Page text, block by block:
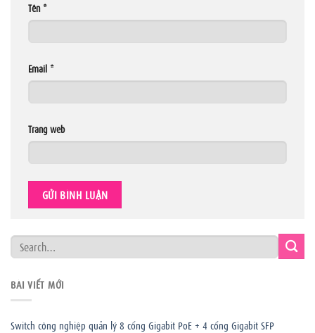
Tên *
Email *
Trang web
BÀI VIẾT MỚI
Switch công nghiệp quản lý 8 cổng Gigabit PoE + 4 cổng Gigabit SFP